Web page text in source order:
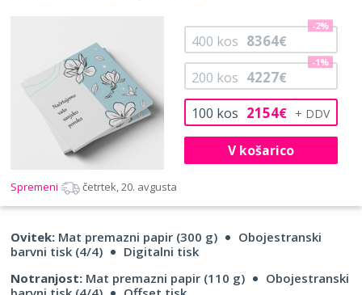
100 kos 2154€
200 kos 4227€
-1%
400 kos 8364€
-2%
V košarico
Spremeni četrtek, 20. avgusta
Ovitek: Mat premazni papir (300 g)
Obojestranski
barvni tisk (4/4)
Digitalni tisk
Notranjost: Mat premazni papir (110 g)
Obojestranski